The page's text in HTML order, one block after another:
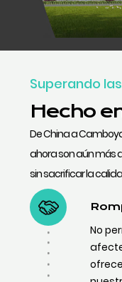
Superando las
Hecho
De China a
ahora son aún más
sin sacrificar la
No